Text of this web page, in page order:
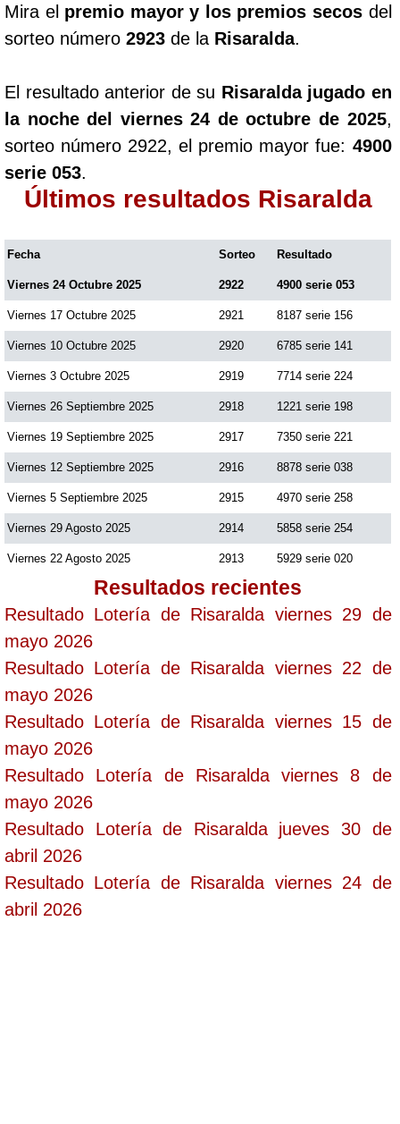
Paisita Día
Paisita 3
Pick 3 Día
Pick 3 Noche
Pick 4 Día
Pick 4 Noche
Pijao de Oro
Saman de la suerte
Sinuano Día
Sinuano Noche
Super Chontico Noche
Mira el premio mayor y los premios secosdel
sorteo número 2923 de la Risaralda.
El resultado anterior de su Risaralda jugado en
la noche del viernes 24 de octubre de 2025,
sorteo número 2922, el premio mayor fue: 4900
serie 053.
Últimos resultados Risaralda
Fecha Sorteo Resultado
Viernes 24 Octubre 2025 2922 4900 serie 053
Viernes 17 Octubre 2025 2921 8187 serie 156
Viernes 10 Octubre 2025 2920 6785 serie 141
Viernes 3 Octubre 2025 2919 7714 serie 224
Viernes 26 Septiembre 2025 2918 1221 serie 198
Viernes 19 Septiembre 2025 2917 7350 serie 221
Viernes 12 Septiembre 2025 2916 8878 serie 038
Viernes 5 Septiembre 2025 2915 4970 serie 258
Viernes 29 Agosto 2025 2914 5858 serie 254
Viernes 22 Agosto 2025 2913 5929 serie 020
Resultados recientes
Resultado Lotería de Risaralda viernes 29 de
mayo 2026
Resultado Lotería de Risaralda viernes 22 de
mayo 2026
Resultado Lotería de Risaralda viernes 15 de
mayo 2026
Resultado Lotería de Risaralda viernes 8 de
mayo 2026
Resultado Lotería de Risaralda jueves 30 de
abril 2026
Resultado Lotería de Risaralda viernes 24 de
abril 2026